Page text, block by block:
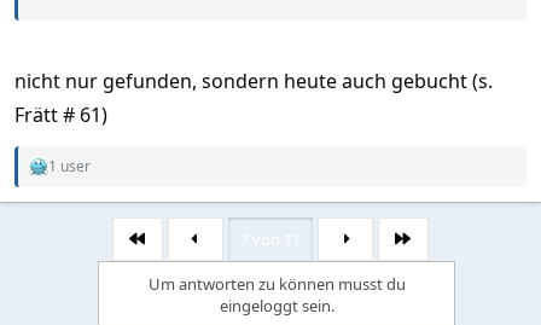
nicht nur gefunden, sondern heute auch gebucht (s.
Frätt # 61)
R
1 user
Erste
Letzte
Um antworten zu können musst du
eingeloggt sein.